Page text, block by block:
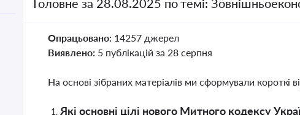
Головне за 28.08.2025 по темі:
Опрацьовано: 14257 джерел
Виявлено: 5 публікацій за 28 серпня
На основі зібраних матеріалів ми сформували короткі
Які основні цілі нового Митного кодексу